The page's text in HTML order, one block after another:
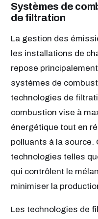
Systèmes de
de filtration
La gestion des
les installations de
repose
systèmes de
technologies de
combustion vise à
énergétique tout en
polluants à la source.
technologies telles
qui contrôlent le
minimiser la
Les technologies de